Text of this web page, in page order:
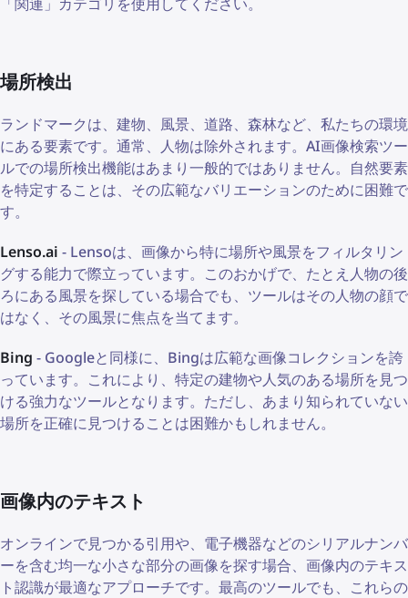
場所検出
ランドマークは、建物、風景、道路、森林など、私たちの環境
にある要素です。通常、人物は除外されます。AI画像検索ツー
ルでの場所検出機能はあまり一般的ではありません。自然要素
を特定することは、その広範なバリエーションのために困難で
す。
Lenso.ai - Lensoは、画像から特に場所や風景をフィルタリン
グする能力で際立っています。このおかげで、たとえ人物の後
ろにある風景を探している場合でも、ツールはその人物の顔で
はなく、その風景に焦点を当てます。
Bing - Googleと同様に、Bingは広範な画像コレクションを誇
っています。これにより、特定の建物や人気のある場所を見つ
ける強力なツールとなります。ただし、あまり知られていない
場所を正確に見つけることは困難かもしれません。
画像内のテキスト
オンラインで見つかる引用や、電子機器などのシリアルナンバ
ーを含む均一な小さな部分の画像を探す場合、画像内のテキス
ト認識が最適なアプローチです。最高のツールでも、これらの